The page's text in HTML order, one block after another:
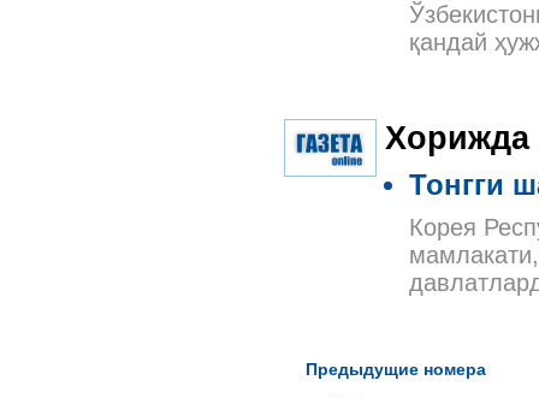
қандай
Хорижда
Тонгги
Корея
Предыдущие номера